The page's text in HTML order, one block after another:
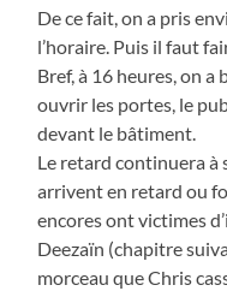
De ce fait, on a pris
l’horaire. Puis il faut
Bref, à 16 heures, on
ouvrir les portes, le
devant le bâtiment.
Le retard continuera à
arrivent en retard ou
encores ont victimes
Deezaïn (chapitre
morceau que Chris